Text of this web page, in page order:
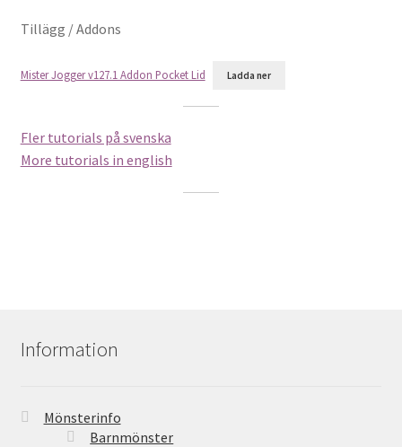
Tillägg / Addons
Mister Jogger v127.1 Addon Pocket Lid Ladda ner
Fler tutorials på svenska
More tutorials in english
Information
Mönsterinfo
Barnmönster